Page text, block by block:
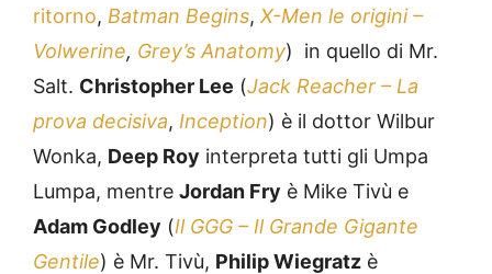
ritorno, Batman Begins, X-Men le origini –
Volwerine, Grey’s Anatomy) in quello di Mr.
Salt. Christopher Lee (Jack Reacher – La
prova decisiva, Inception) è il dottor Wilbur
Wonka, Deep Roy interpreta tutti gli Umpa
Lumpa, mentre Jordan Fry è Mike Tivù e
Adam Godley (Il GGG – Il Grande Gigante
Gentile) è Mr. Tivù, Philip Wiegratz è